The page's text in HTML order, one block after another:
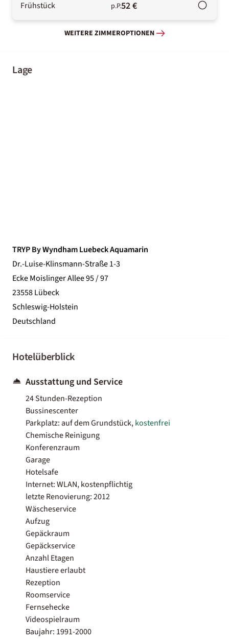
Frühstück p.P.52 €
WEITERE ZIMMEROPTIONEN
Lage
TRYP By Wyndham Luebeck Aquamarin
Dr.-Luise-Klinsmann-Straße 1-3
Ecke Moislinger Allee 95 / 97
23558 Lübeck
Schleswig-Holstein
Deutschland
Hotelüberblick
Ausstattung und Service
24 Stunden-Rezeption
Bussinescenter
Parkplatz: auf dem Grundstück,kostenfrei
Chemische Reinigung
Konferenzraum
Garage
Hotelsafe
Internet: WLAN, kostenpflichtig
letzte Renovierung: 2012
Wäscheservice
Aufzug
Gepäckraum
Gepäckservice
Anzahl Etagen
Haustiere erlaubt
Rezeption
Roomservice
Fernsehecke
Videospielraum
Baujahr: 1991-2000